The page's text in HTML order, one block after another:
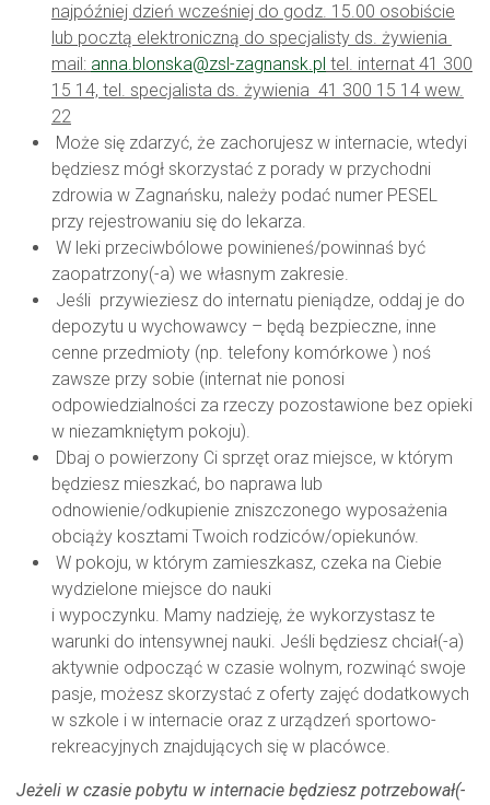
najpóźniej dzień wcześniej do godz. 15.00 osobiście
lub pocztą elektroniczną do specjalisty ds. żywienia
mail: anna.blonska@zsl-zagnansk.pl tel. internat 41 300
15 14, tel. specjalista ds. żywienia 41 300 15 14 wew.
22
Może się zdarzyć, że zachorujesz w internacie, wtedyi
będziesz mógł skorzystać z porady w przychodni
zdrowia w Zagnańsku, należy podać numer PESEL
przy rejestrowaniu się do lekarza.
W leki przeciwbólowe powinieneś/powinnaś być
zaopatrzony(-a) we własnym zakresie.
Jeśli przywieziesz do internatu pieniądze, oddaj je do
depozytu u wychowawcy – będą bezpieczne, inne
cenne przedmioty (np. telefony komórkowe ) noś
zawsze przy sobie (internat nie ponosi
odpowiedzialności za rzeczy pozostawione bez opieki
w niezamkniętym pokoju).
Dbaj o powierzony Ci sprzęt oraz miejsce, w którym
będziesz mieszkać, bo naprawa lub
odnowienie/odkupienie zniszczonego wyposażenia
obciąży kosztami Twoich rodziców/opiekunów.
W pokoju, w którym zamieszkasz, czeka na Ciebie
wydzielone miejsce do nauki
i wypoczynku. Mamy nadzieję, że wykorzystasz te
warunki do intensywnej nauki. Jeśli będziesz chciał(-a)
aktywnie odpocząć w czasie wolnym, rozwinąć swoje
pasje, możesz skorzystać z oferty zajęć dodatkowych
w szkole i w internacie oraz z urządzeń sportowo-
rekreacyjnych znajdujących się w placówce.
Jeżeli w czasie pobytu w internacie będziesz potrzebował(-